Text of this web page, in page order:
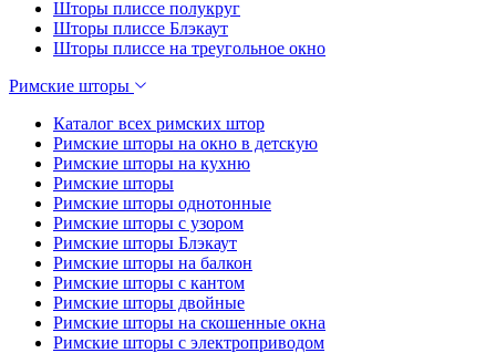
Шторы плиссе полукруг
Шторы плиссе Блэкаут
Шторы плиссе на треугольное окно
Римские шторы
Каталог всех римских штор
Римские шторы на окно в детскую
Римские шторы на кухню
Римские шторы
Римские шторы однотонные
Римские шторы с узором
Римские шторы Блэкаут
Римские шторы на балкон
Римские шторы с кантом
Римские шторы двойные
Римские шторы на скошенные окна
Римские шторы с электроприводом